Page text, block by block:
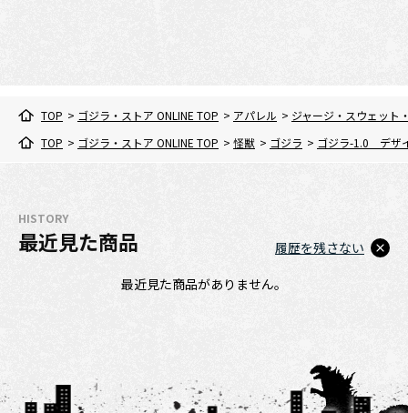
TOP > ゴジラ・ストア ONLINE TOP > アパレル > ジャージ・スウェット
TOP > ゴジラ・ストア ONLINE TOP > 怪獣 > ゴジラ > ゴジラ-1.0 デザ
HISTORY
最近見た商品
最近見た商品がありません。
履歴を残さない